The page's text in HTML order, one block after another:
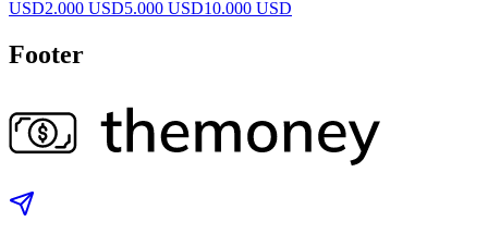
USD2.000 USD5.000 USD10.000 USD
Footer